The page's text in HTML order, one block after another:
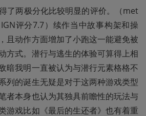
了两极分化比较明显的评价。（met
评分7.7）续作当中故事构架和操
且动作方面增加了小跑这一能避免被
方式。潜行与逃生的体验可算得上相
暗我明一直被认为与潜行元素格格不
列的诞生无疑是对于这两种游戏类型
者本身也认为其独具前瞻性的玩法与
游戏比如《最后的生还者》也有着重